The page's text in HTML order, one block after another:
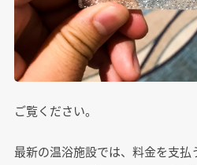
ご覧ください。
最新の温浴施設では、料金を支払